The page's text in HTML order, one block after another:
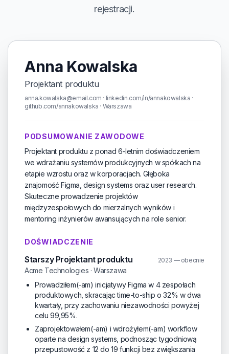
rejestracji.
Anna Kowalska
Projektant produktu
anna.kowalska@email.com · linkedin.com/in/annakowalska ·
github.com/annakowalska · Warszawa
PODSUMOWANIE ZAWODOWE
Projektant produktu z ponad 6-letnim doświadczeniem
we wdrażaniu systemów produkcyjnych w spółkach na
etapie wzrostu oraz w korporacjach. Głęboka
znajomość Figma, design systems oraz user research.
Skuteczne prowadzenie projektów
międzyzespołowych do mierzalnych wyników i
mentoring inżynierów awansujących na role senior.
DOŚWIADCZENIE
Starszy Projektant produktu 2023 — obecnie
Acme Technologies · Warszawa
Prowadziłem(-am) inicjatywy Figma w 4 zespołach
produktowych, skracając time-to-ship o 32% w dwa
kwartały, przy zachowaniu niezawodności powyżej
celu 99,95%.
Zaprojektowałem(-am) i wdrożyłem(-am) workflow
oparte na design systems, podnosząc tygodniową
przepustowość z 12 do 19 funkcji bez zwiększania